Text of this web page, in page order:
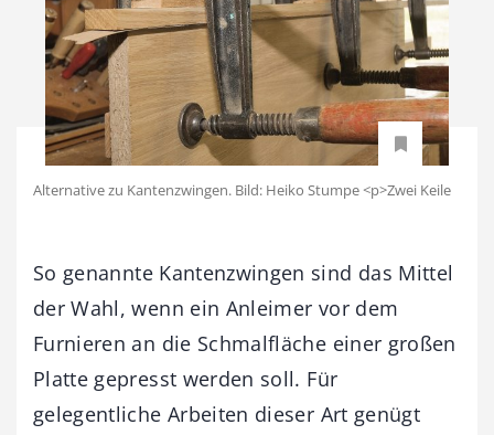
Alternative zu Kantenzwingen. Bild: Heiko Stumpe <p>Zwei Keile
So genannte Kantenzwingen sind das Mittel
der Wahl, wenn ein Anleimer vor dem
Furnieren an die Schmalfläche einer großen
Platte gepresst werden soll. Für
gelegentliche Arbeiten dieser Art genügt